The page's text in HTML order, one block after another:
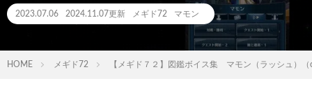
2023.07.06 2024.11.07更新 メギド72 マモン
HOME メギド72 【メギド７２】図鑑ボイス集 マモン（ラッシュ）（